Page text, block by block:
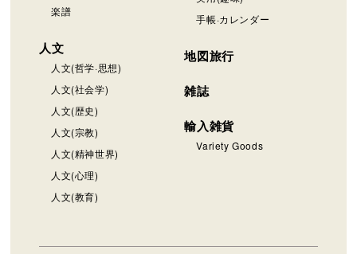
楽譜
人文
人文(哲学·思想)
人文(社会学)
人文(歴史)
人文(宗教)
人文(精神世界)
人文(心理)
人文(教育)
手帳·カレンダー
地図旅行
雑誌
輸入雑貨
Variety Goods